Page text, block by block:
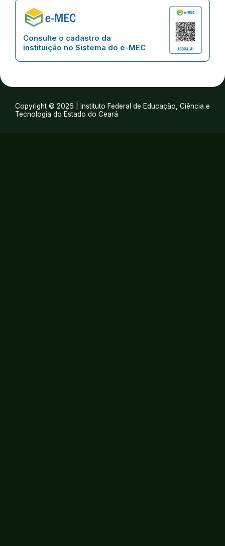
Consulte o cadastro da
instituição no Sistema do e-MEC
Copyright © 2026 | Instituto Federal de Educação, Ciência e
Tecnologia do Estado do Ceará